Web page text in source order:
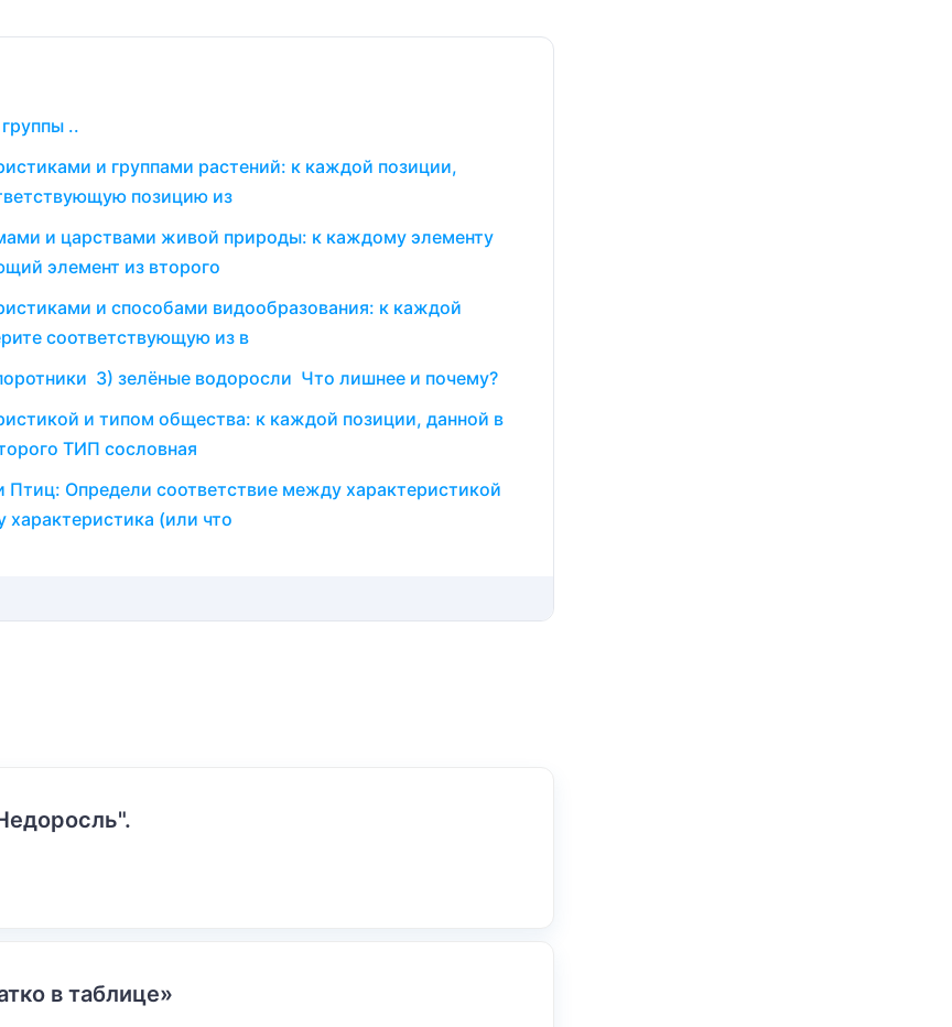
..
и группами растений: к каждой позиции,
позицию из
и царствами живой природы: к каждому элементу
элемент из второго
и способами видообразования: к каждой
соответствующую из в
3) зелёные водоросли Что лишнее и почему?
и типом общества: к каждой позиции, данной в
ТИП сословная
Определи соответствие между характеристикой
(или что
в таблице»